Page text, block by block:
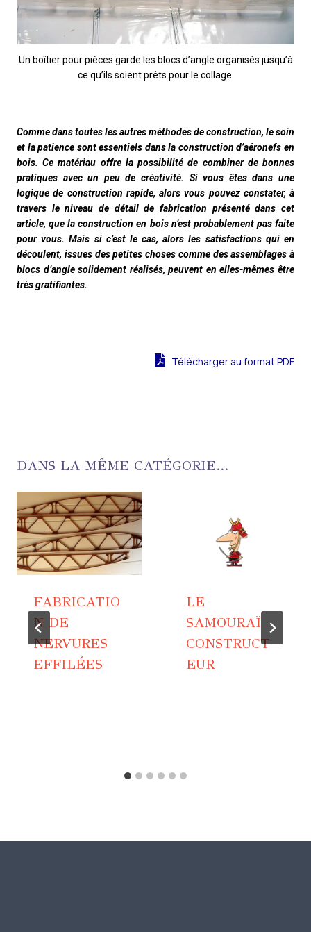
Un boîtier pour pièces garde les blocs d’angle organisés jusqu’à
ce qu’ils soient prêts pour le collage.
Comme dans toutes les autres méthodes de construction, le soin
et la patience sont essentiels dans la construction d’aéronefs en
bois. Ce matériau offre la possibilité de combiner de bonnes
pratiques avec un peu de créativité. Si vous êtes dans une
logique de construction rapide, alors vous pouvez constater, à
travers le niveau de détail de fabrication présenté dans cet
article, que la construction en bois n’est probablement pas faite
pour vous. Mais si c’est le cas, alors les satisfactions qui en
découlent, issues des petites choses comme des assemblages à
blocs d’angle solidement réalisés, peuvent en elles-mêmes être
très gratifiantes.
Télécharger au format PDF
DANS LA MÊME CATÉGORIE...
FABRICATIO
N DE
NERVURES
EFFILÉES
LE
SAMOURAÏ
CONSTRUCT
EUR